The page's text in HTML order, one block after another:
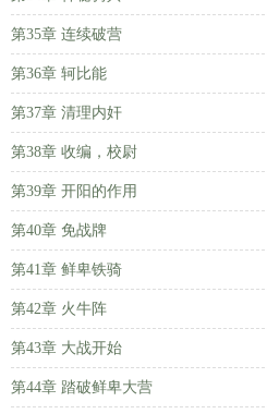
第35章 连续破营
第36章 轲比能
第37章 清理内奸
第38章 收编，校尉
第39章 开阳的作用
第40章 免战牌
第41章 鲜卑铁骑
第42章 火牛阵
第43章 大战开始
第44章 踏破鲜卑大营